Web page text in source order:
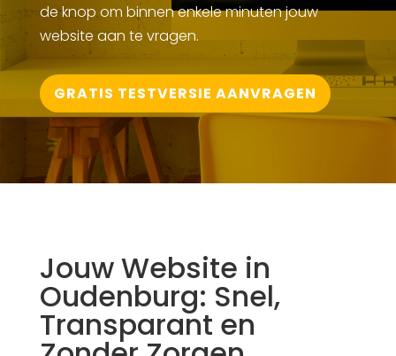
de knop om binnen enkele minuten jouw
website aan te vragen.
GRATIS TESTVERSIE AANVRAGEN
Jouw Website in
Oudenburg: Snel,
Transparant en